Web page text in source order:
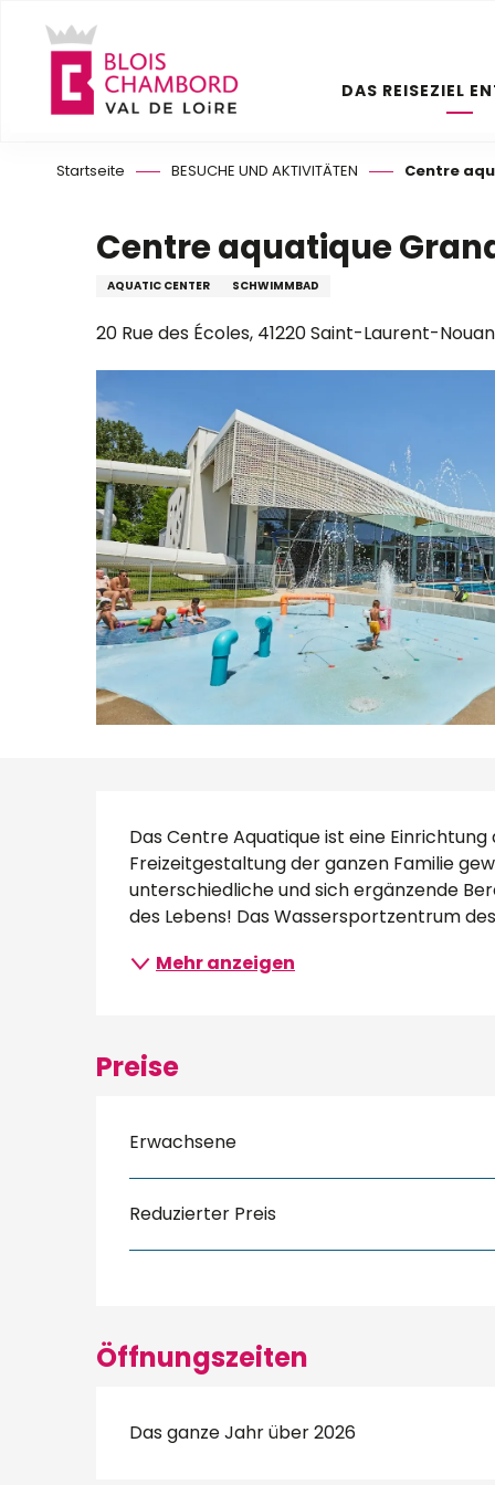
contenu
principal
DAS REISEZIEL
Startseite BESUCHE UND AKTIVITÄTEN Centre
Centre aquatique
AQUATIC CENTER SCHWIMMBAD
20 Rue des Écoles, 41220 Saint-Laurent-Nouan
Beschreibung
Das Centre Aquatique ist eine
Freizeitgestaltung der ganzen Familie
unterschiedliche und sich ergänzende
des Lebens! Das Wassersportzentrum
Mehr anzeigen
Preise
Erwachsene
Reduzierter Preis
Öffnungszeiten
Das ganze Jahr über 2026